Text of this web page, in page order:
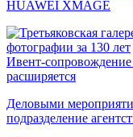
HUAWEI XMAGE
Ивент-
расширяется
Деловыми
подразделение